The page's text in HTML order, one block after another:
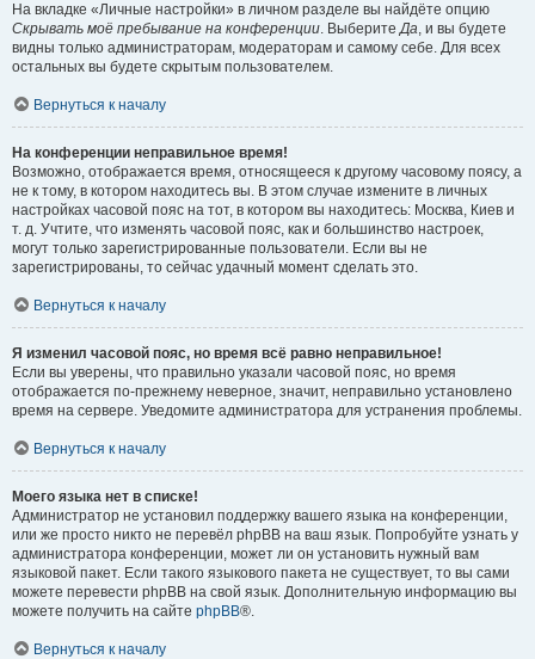
На вкладке «Личные настройки» в личном разделе вы найдёте опцию
Скрывать моё пребывание на конференции. ВыберитеДа, и вы будете
видны только администраторам, модераторам и самому себе. Для всех
остальных вы будете скрытым пользователем.
Вернуться к началу
На конференции неправильное время!
Возможно, отображается время, относящееся к другому часовому поясу, а
не к тому, в котором находитесь вы. В этом случае измените в личных
настройках часовой пояс на тот, в котором вы находитесь: Москва, Киев и
т. д. Учтите, что изменять часовой пояс, как и большинство настроек,
могут только зарегистрированные пользователи. Если вы не
зарегистрированы, то сейчас удачный момент сделать это.
Вернуться к началу
Я изменил часовой пояс, но время всё равно неправильное!
Если вы уверены, что правильно указали часовой пояс, но время
отображается по-прежнему неверное, значит, неправильно установлено
время на сервере. Уведомите администратора для устранения проблемы.
Вернуться к началу
Моего языка нет в списке!
Администратор не установил поддержку вашего языка на конференции,
или же просто никто не перевёл phpBB на ваш язык. Попробуйте узнать у
администратора конференции, может ли он установить нужный вам
языковой пакет. Если такого языкового пакета не существует, то вы сами
можете перевести phpBB на свой язык. Дополнительную информацию вы
можете получить на сайте phpBB®.
Вернуться к началу